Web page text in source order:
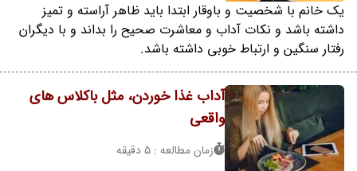
یک خانم با شخصیت و باوقار ابتدا باید ظاهر آراسته و تمیز
داشته باشد و نکات آداب و معاشرت صحیح را بداند و با دیگران
رفتار سنگین و ارتباط خوبی داشته باشد.
آداب غذا خوردن، مثل باکلاس های
واقعی
زمان مطالعه : 5 دقیقه